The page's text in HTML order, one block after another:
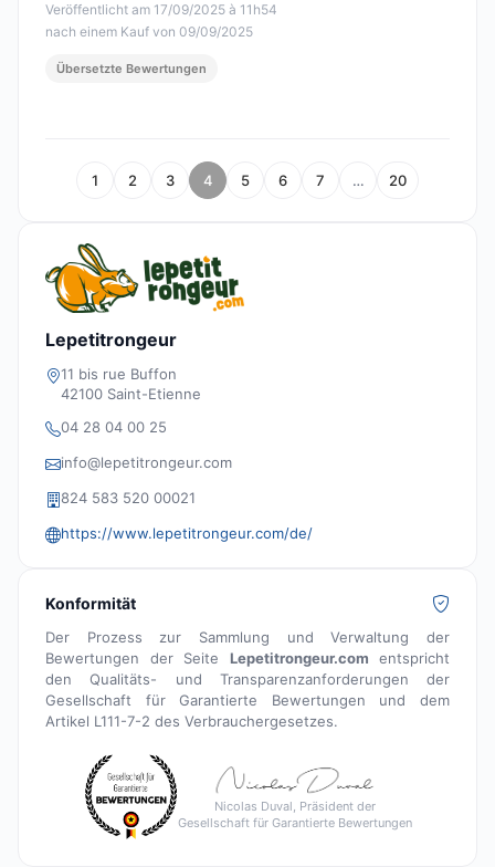
Veröffentlicht am 17/09/2025 à 11h54
nach einem Kauf von 09/09/2025
Übersetzte Bewertungen
1 2 3 4 5 6 7 … 20
Lepetitrongeur
11 bis rue Buffon
42100 Saint-Etienne
04 28 04 00 25
info@lepetitrongeur.com
824 583 520 00021
https://www.lepetitrongeur.com/de/
Konformität
Der Prozess zur Sammlung und Verwaltung der
Bewertungen der Seite Lepetitrongeur.com entspricht
den Qualitäts- und Transparenzanforderungen der
Gesellschaft für Garantierte Bewertungen und dem
Artikel L111-7-2 des Verbrauchergesetzes.
Nicolas Duval, Präsident der
Gesellschaft für Garantierte Bewertungen